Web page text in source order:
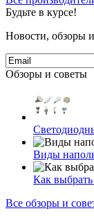
Будьте в курсе!
Новости, обзоры
Обзоры и советы
Виды
Как
Все обзоры и